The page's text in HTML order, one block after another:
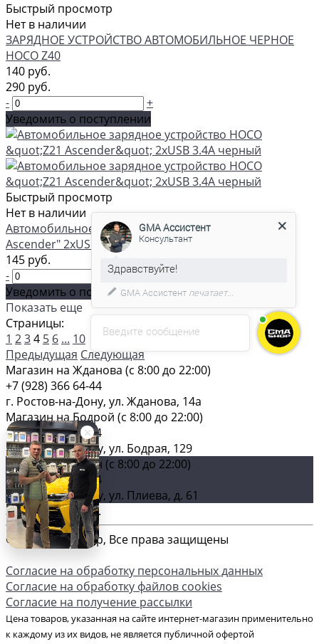
Быстрый просмотр
Нет в наличии
ЗАРЯДНОЕ УСТРОЙСТВО АВТОМОБИЛЬНОЕ ЧЕРНОЕ
HOCO Z40
140 руб.
290 руб.
-
+
Уведомить о поступлении
Быстрый просмотр
Нет в наличии
Автомобильное зарядное устройство HOCO "Z21
Ascender" 2xUSB 3.4A черный
145 руб.
-
+
Уведомить о поступлении
Показать еще
Страницы:
1 234 5 6 ... 10
Предыдущая Следующая
Магазин на Жданова (c 8:00 до 22:00)
+7 (928) 366 64-44
г. Ростов-на-Дону, ул. Жданова, 14а
Магазин на Бодрой (c 8:00 до 22:00)
+7 (928) 366 64-44
г. Ростов-на-Дону, ул. Бодрая, 129
Главный магазин (c 8:00 до 22:00)
+7 (928) 366 64-44
г. Ростов-на-Дону, ул. Плиева, д. 61
Загрузка карты ...
© 2026 GMA-Shop, Все права защищены
Согласие на обработку персональных данных
Согласие на обработку файлов cookies
Согласие на получение рассылки
Цена товаров, указанная на сайте интернет-магазин применительно
к каждому из их видов, не является публичной офертой
Введите сообщение
Консультант
С удовольствием помогу вам в
выборе товара.